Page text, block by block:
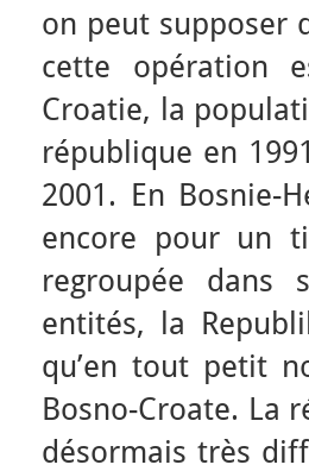
on peut supposer
cette opération
Croatie, la
république en
2001. En Bosnie-
encore pour un
regroupée dans
entités, la
qu’en tout petit
Bosno-Croate. La
désormais très